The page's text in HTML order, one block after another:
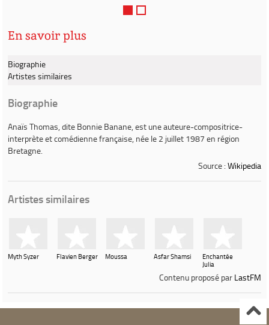
En savoir plus
Biographie
Artistes similaires
Biographie
Anaïs Thomas, dite Bonnie Banane, est une auteure-compositrice-
interprète et comédienne française, née le 2 juillet 1987 en région
Bretagne.
Source : Wikipedia
Artistes similaires
Myth Syzer Flavien Berger Moussa Asfar Shamsi
Enchantée
Julia
Contenu proposé par LastFM